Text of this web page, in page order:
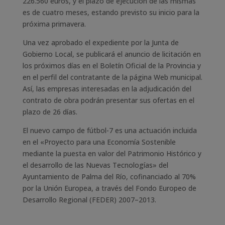
es de cuatro meses, estando previsto su inicio para la
próxima primavera.
Una vez aprobado el expediente por la Junta de
Gobierno Local, se publicará el anuncio de licitación en
los próximos días en el Boletín Oficial de la Provincia y
en el perfil del contratante de la página Web municipal.
Así, las empresas interesadas en la adjudicación del
contrato de obra podrán presentar sus ofertas en el
plazo de 26 días.
El nuevo campo de fútbol-7 es una actuación incluida
en el «Proyecto para una Economía Sostenible
mediante la puesta en valor del Patrimonio Histórico y
el desarrollo de las Nuevas Tecnologías» del
Ayuntamiento de Palma del Río, cofinanciado al 70%
por la Unión Europea, a través del Fondo Europeo de
Desarrollo Regional (FEDER) 2007–2013.